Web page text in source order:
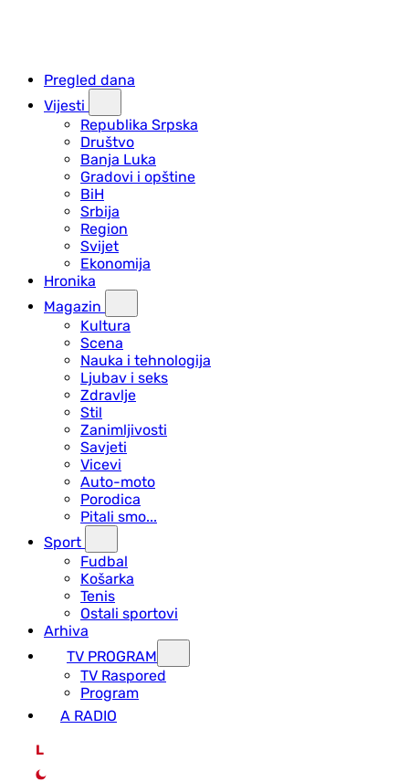
Pregled dana
Vijesti
Republika Srpska
Društvo
Banja Luka
Gradovi i opštine
BiH
Srbija
Region
Svijet
Ekonomija
Hronika
Magazin
Kultura
Scena
Nauka i tehnologija
Ljubav i seks
Zdravlje
Stil
Zanimljivosti
Savjeti
Vicevi
Auto-moto
Porodica
Pitali smo...
Sport
Fudbal
Košarka
Tenis
Ostali sportovi
Arhiva
TV PROGRAM
ТV Raspored
Program
A RADIO
L